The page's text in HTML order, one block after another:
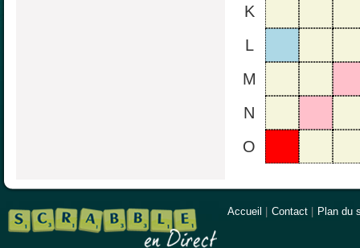
K
L
M
N
O
Accueil Contact Plan du